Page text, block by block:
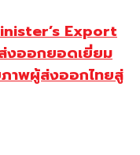
Export
งออกยอดเยี่ยม
าพผู้ส่งออกไทยสู่